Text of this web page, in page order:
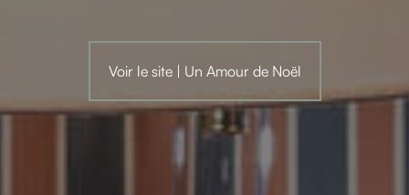
Voir le site | Un Amour de Noël